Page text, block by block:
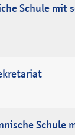
Schule mit
Schule